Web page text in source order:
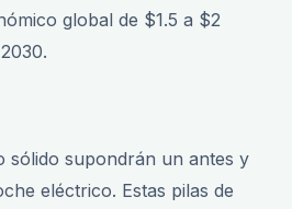
global de $1.5 a $2
sólido supondrán un antes y
eléctrico. Estas pilas de